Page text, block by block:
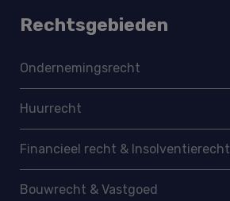
Rechtsgebieden
Ondernemings­recht
Huurrecht
Financieel recht & Insolventierecht
Bouwrecht & Vastgoed